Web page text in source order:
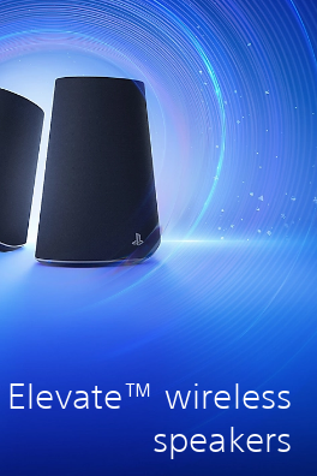
Elevate™ wireless
speakers